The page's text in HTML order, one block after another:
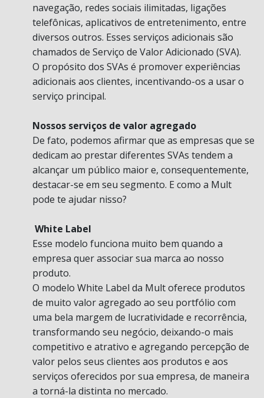
navegação, redes sociais ilimitadas, ligações
telefônicas, aplicativos de entretenimento, entre
diversos outros. Esses serviços adicionais são
chamados de Serviço de Valor Adicionado (SVA).
O propósito dos SVAs é promover experiências
adicionais aos clientes, incentivando-os a usar o
serviço principal.
Nossos serviços de valor agregado
De fato, podemos afirmar que as empresas que se
dedicam ao prestar diferentes SVAs tendem a
alcançar um público maior e, consequentemente,
destacar-se em seu segmento. E como a Mult
pode te ajudar nisso?
White Label
Esse modelo funciona muito bem quando a
empresa quer associar sua marca ao nosso
produto.
O modelo White Label da Mult oferece produtos
de muito valor agregado ao seu portfólio com
uma bela margem de lucratividade e recorrência,
transformando seu negócio, deixando-o mais
competitivo e atrativo e agregando percepção de
valor pelos seus clientes aos produtos e aos
serviços oferecidos por sua empresa, de maneira
a torná-la distinta no mercado.